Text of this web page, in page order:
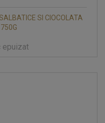
SI CIOCOLATA
epuizat